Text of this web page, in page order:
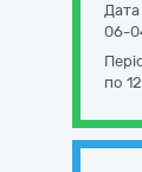
Дата
06-
по